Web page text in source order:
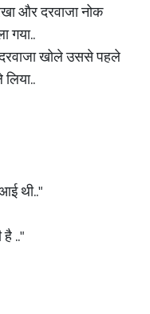
और दरवाजा नोक
गया..
खोले उससे पहले
थी.."
.."